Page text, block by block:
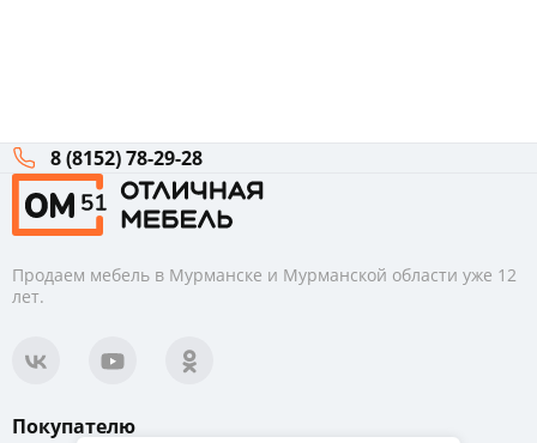
8 (8152) 78-29-28
Продаем мебель в Мурманске и Мурманской области уже 12
лет.
Покупателю